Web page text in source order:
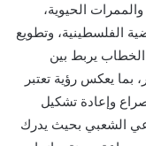
الحيوية،
الفلسطينية، وتطويع
يربط بين
بما يعكس رؤية تعتبر
وإعادة تشكيل
الشعبي بحيث يدرك